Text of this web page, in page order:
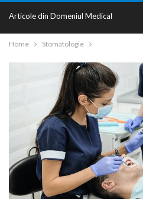
Articole din Domeniul Medical
Home Stomatologie